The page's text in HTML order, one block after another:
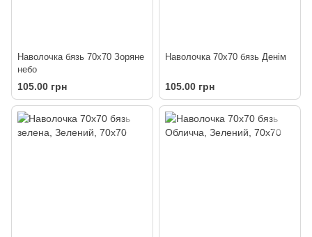
Наволочка бязь 70х70 Зоряне
небо
105.00 грн
Наволочка 70х70 бязь Денім
105.00 грн